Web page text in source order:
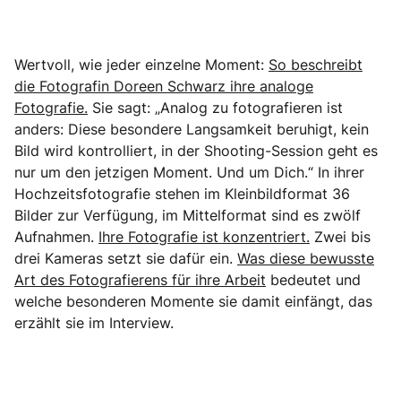
Wertvoll, wie jeder einzelne Moment: So beschreibt
die Fotografin Doreen Schwarz ihre analoge
Fotografie. Sie sagt: „Analog zu fotografieren ist
anders: Diese besondere Langsamkeit beruhigt, kein
Bild wird kontrolliert, in der Shooting-Session geht es
nur um den jetzigen Moment. Und um Dich.“ In ihrer
Hochzeitsfotografie stehen im Kleinbildformat 36
Bilder zur Verfügung, im Mittelformat sind es zwölf
Aufnahmen. Ihre Fotografie ist konzentriert. Zwei bis
drei Kameras setzt sie dafür ein. Was diese bewusste
Art des Fotografierens für ihre Arbeit bedeutet und
welche besonderen Momente sie damit einfängt, das
erzählt sie im Interview.